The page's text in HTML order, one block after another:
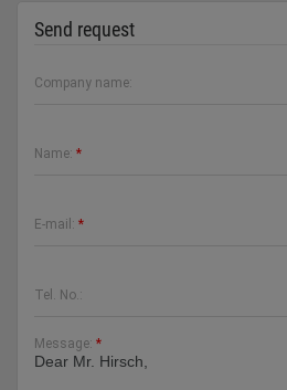
Send request
Company name:
Name: *
E-mail: *
Tel. No.:
Message: *